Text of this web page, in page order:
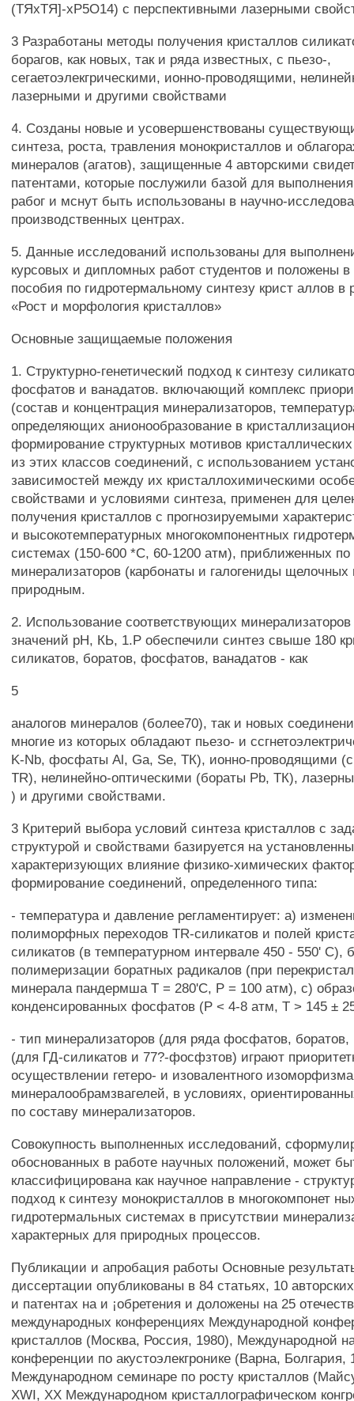
(ТЯхТЯ]-хР5О14) с перспективными лазерными
3 Разработаны методы получения кристаллов
борагов, как новых, так и ряда известных, с пьезо-,
сегаетоэлекгрическими, ионно-проводящими,
лазерными и другими свойствами
4. Созданы новые и усовершенствованы
синтеза, роста, травления монокристаллов и
минералов (агатов), защищенные 4 авторскими
патентами, которые послужили базой для
рабог и мснут быть использованы в научно-
производственных центрах.
5. Данные исследований использованы для
курсовых и дипломных работ студентов и положены в
пособия по гидротермальному синтезу крист аллов в
«Рост и морфология кристаллов»
Основные защищаемые положения
1. Структурно-генетический подход к синтезу
фосфатов и ванадатов. включающий комплекс
(состав и концентрация минерализаторов,
определяющих анионообразование в
формирование структурных мотивов
из этих классов соединений, с использованием
зависимостей между их кристаллохимическими
свойствами и условиями синтеза, применен для
получения кристаллов с прогнозируемыми
и высокотемпературных многокомпонентных
системах (150-600 *С, 60-1200 атм), приближенных по
минерализаторов (карбонаты и галогениды щелочных
природным.
2. Использование соответствующих
значений рН, КЬ, 1.Р обеспечили синтез свыше 180
силикатов, боратов, фосфатов, ванадатов - как
5
аналогов минералов (более70), так и новых
многие из которых обладают пьезо- и
K-Nb, фосфаты Al, Ga, Se, ТК), ионно-проводящими
TR), нелинейно-оптическими (бораты Pb, ТК),
) и другими свойствами.
3 Критерий выбора условий синтеза кристаллов с
структурой и свойствами базируется на
характеризующих влияние физико-химических
формирование соединений, определенного типа:
- температура и давление регламентирует: а)
полиморфных переходов TR-силикатов и полей
силикатов (в температурном интервале 450 - 550' С),
полимеризации боратных радикалов (при
минерала пандермша Т = 280'С, Р = 100 атм), с)
конденсированных фосфатов (Р < 4-8 атм, Т > 145 ±
- тип минерализаторов (для ряда фосфатов, боратов,
(для ГД-силикатов и 77?-фосфзтов) играют
осуществлении гетеро- и изовалентного
минералообрамзвагелей, в условиях,
по составу минерализаторов.
Совокупность выполненных исследований,
обоснованных в работе научных положений, может
классифицирована как научное направление -
подход к синтезу монокристаллов в многокомпонет
гидротермальных системах в присутствии
характерных для природных процессов.
Публикации и апробация работы Основные
диссертации опубликованы в 84 статьях, 10
и патентах на и ¡обретения и доложены на 25
международных конференциях Международной
кристаллов (Москва, Россия, 1980), Международной
конференции по акустоэлекгронике (Варна, Болгария,
Международном семинаре по росту кристаллов
XWI, XX Международном кристаллографическом